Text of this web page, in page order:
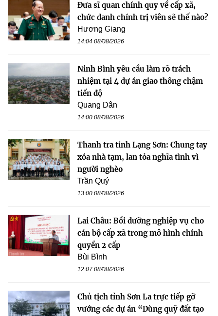
Đưa sĩ quan chính quy về cấp xã,
chức danh chính trị viên sẽ thế nào?
Hương Giang
14:04 08/08/2026
Ninh Bình yêu cầu làm rõ trách
nhiệm tại 4 dự án giao thông chậm
tiến độ
Quang Dân
14:00 08/08/2026
Thanh tra tỉnh Lạng Sơn: Chung tay
xóa nhà tạm, lan tỏa nghĩa tình vì
người nghèo
Trần Quý
13:00 08/08/2026
Lai Châu: Bồi dưỡng nghiệp vụ cho
cán bộ cấp xã trong mô hình chính
quyền 2 cấp
Bùi Bình
12:07 08/08/2026
Chủ tịch tỉnh Sơn La trực tiếp gỡ
vướng các dự án “Dùng quỹ đất tạo